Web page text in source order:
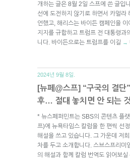
개하는 글은 8월 2일 스프에 쓴 글입
선에 도전하지 않기로 하면서 카멀라
언했고, 해리스는 바이든 캠페인을 이
지지를 규합하고 트럼프 전 대통령과
니다. 바이든으로는 트럼프를 이길 →
2024년 9월 8일.
[뉴페@스프] “구국의 결단
후… 절대 놓치면 안 되는
* 뉴스페퍼민트는 SBS의 콘텐츠 플
프)에 뉴욕타임스 칼럼을 한 편씩 선
해설을 쓰고 있습니다. 그 가운데 저
차를 두고 소개합니다. 스브스프리미
의 해설과 함께 칼럼 번역도 읽어보